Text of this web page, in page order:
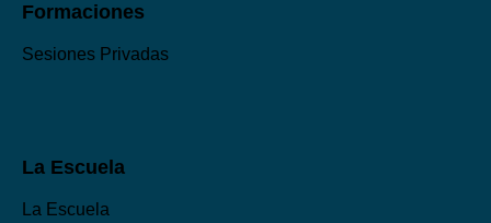
Formaciones
Sesiones Privadas
La Escuela
La Escuela